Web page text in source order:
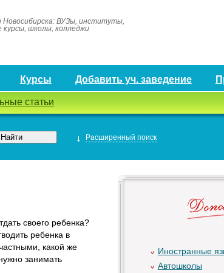
Новосибирска: ВУЗы, институты,
школы, колледжи
Курсы Добавить уч. заведение
статьи
Расширенный поиск
своего ребенка?
ребенка в
какой же
занимать
Иностранные
Автошколы